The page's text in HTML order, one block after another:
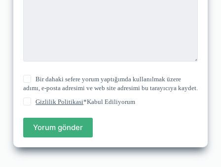
Bir dahaki sefere yorum yaptığımda kullanılmak üzere
adımı, e-posta adresimi ve web site adresimi bu tarayıcıya kaydet.
Gizlilik Politikasi*Kabul Ediliyorum
Yorum gönder